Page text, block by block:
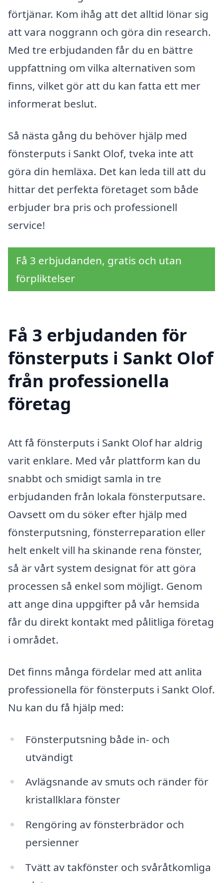
förtjänar. Kom ihåg att det alltid lönar sig
att vara noggrann och göra din research.
Med tre erbjudanden får du en bättre
uppfattning om vilka alternativen som
finns, vilket gör att du kan fatta ett mer
informerat beslut.
Så nästa gång du behöver hjälp med
fönsterputs i Sankt Olof, tveka inte att
göra din hemläxa. Det kan leda till att du
hittar det perfekta företaget som både
erbjuder bra pris och professionell
service!
Få 3 erbjudanden, gratis och utan
förpliktelser
Få 3 erbjudanden för
fönsterputs i Sankt Olof
från professionella
företag
Att få fönsterputs i Sankt Olof har aldrig
varit enklare. Med vår plattform kan du
snabbt och smidigt samla in tre
erbjudanden från lokala fönsterputsare.
Oavsett om du söker efter hjälp med
fönsterputsning, fönsterreparation eller
helt enkelt vill ha skinande rena fönster,
så är vårt system designat för att göra
processen så enkel som möjligt. Genom
att ange dina uppgifter på vår hemsida
får du direkt kontakt med pålitliga företag
i området.
Det finns många fördelar med att anlita
professionella för fönsterputs i Sankt Olof.
Nu kan du få hjälp med:
Fönsterputsning både in- och
utvändigt
Avlägsnande av smuts och ränder för
kristallklara fönster
Rengöring av fönsterbrädor och
persienner
Tvätt av takfönster och svåråtkomliga